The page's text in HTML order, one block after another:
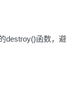
destroy()函数，避